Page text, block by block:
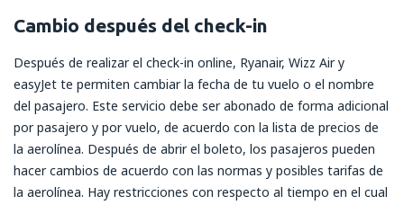
Cambio después del check-in
Después de realizar el check-in online, Ryanair, Wizz Air y
easyJet te permiten cambiar la fecha de tu vuelo o el nombre
del pasajero. Este servicio debe ser abonado de forma adicional
por pasajero y por vuelo, de acuerdo con la lista de precios de
la aerolínea. Después de abrir el boleto, los pasajeros pueden
hacer cambios de acuerdo con las normas y posibles tarifas de
la aerolínea. Hay restricciones con respecto al tiempo en el cual